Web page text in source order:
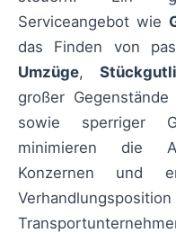
Serviceangebot wie
das Finden von
Umzüge,
großer
sowie sperriger
minimieren die
Konzernen und